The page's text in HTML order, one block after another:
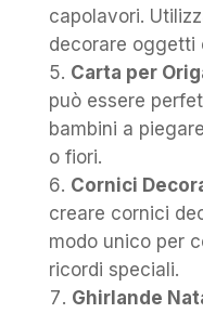
capolavori.
decorare oggetti
Carta per
può essere
bambini a
o fiori.
Cornici
creare cornici
modo unico per
ricordi speciali.
Ghirlande